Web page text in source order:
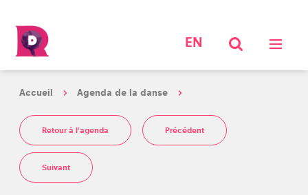
EN
Accueil Agenda de la danse
Retour à l'agenda Précédent
Suivant